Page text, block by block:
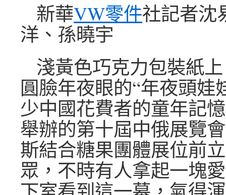
新華VW零件社記者沈
洋、孫曉宇
淺黃色巧克力包裝紙
圓臉年夜眼的“年夜頭娃
少中國花費者的童年記
舉辦的第十屆中俄展覽
斯結合糖果團體展位前
眾，不時有人拿起一塊